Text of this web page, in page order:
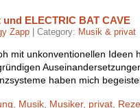
ELECTRIC BAT CAVE
Zapp | Category: Musik & privat
mit unkonventionellen Ideen
haben mich
Musik Musiker, privat